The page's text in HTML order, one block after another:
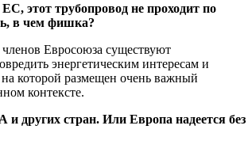
этот трубопровод не проходит по
в чем фишка?
Евросоюза существуют
энергетическим интересам и
на которой размещен очень важный
контексте.
других стран. Или Европа надеется без